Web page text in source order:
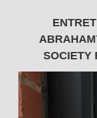
SOCIETY